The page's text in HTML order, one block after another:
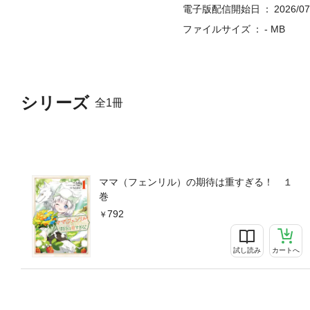
シリーズ 全1冊
ママ（フェンリル）の期待は重すぎる！ １
巻
792
試し読み カートへ
電子版配信開始日
2026/
ファイルサイズ
- MB